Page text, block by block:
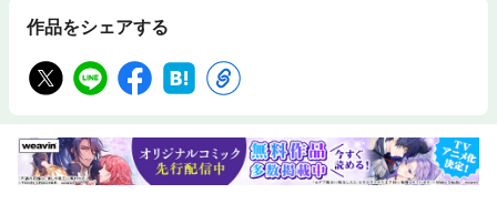
作品をシェアする